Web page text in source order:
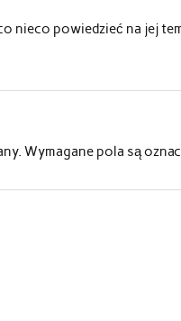
nieco powiedzieć na jej
Wymagane pola są